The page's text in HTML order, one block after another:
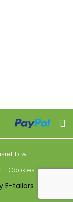
btw
- Cookies
E-tailors